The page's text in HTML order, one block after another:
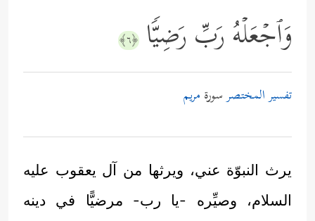
وَٱجۡعَلۡهُ رَبِّ رَضِیࣰّا ﴿٦﴾
تفسير المختصرسورة مريم
يرث النبوّة عني، ويرثها من آل يعقوب عليه
السلام، وصيِّره -يا رب- مرضيًّا في دينه